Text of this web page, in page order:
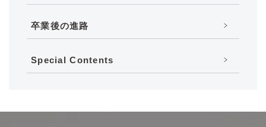
卒業後の進路
Special Contents